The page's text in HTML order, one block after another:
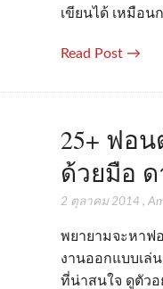
เขียนได้ เหมือน
Read Post →
25+ ฟอ
ด้วยมือ
2 ตุลาคม 2014 ,
พยายามจะหาฟ
งานออกแบบเล่
ที่น่าสนใจ ดูตัวอ